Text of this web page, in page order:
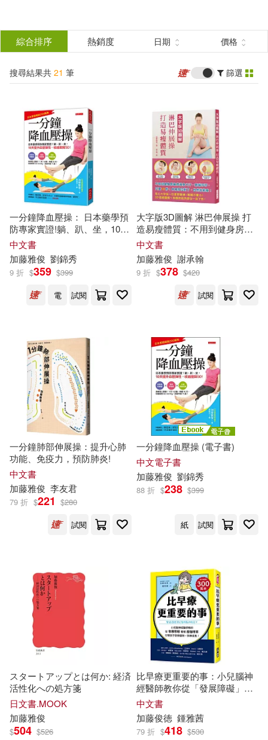
結
分類 (單選)
所有商品(21) 圖書(17)
雜誌(1) 電子書(3)
作者 (可複選)
加藤雅俊(11) 加藤俊德(5)
加藤俊徳(2) (日)加藤雅俊(1)
加藤俊德、石野綠、青山克子、藤
本間生夫(1)
（日）加藤雅俊(1)
出版社 (可複選)
三悅文化(3) 健行(2)
台灣廣廈(2)
PCuSER電腦人文化(1)
世茂(1)
天下文化(1) 岩波書店(1)
瑞昇(1)
福建科學技術出版社(1)
配送方式 (可複選)
可超商取貨(18)
可海外宅配(18)
可港澳店取(18)
可新加坡店取(18)
綜合排序 熱銷度 日期 價格
搜尋結果共 21 筆 篩選
一分鐘降血壓操： 日本藥學預
防專家實證!躺、趴、坐，10天
提升血管彈性，收縮壓降50!
中文書
加藤雅俊 劉錦秀
9 折 $359 $399
電
試閱
大字版3D圖解 淋巴伸展操 打
造易瘦體質：不用到健身房練
得滿身大汗，氣喘吁吁；只要
10秒!伸展部位對了，自然就能
瘦!
中文書
加藤雅俊 謝承翰
9 折 $378 $420
試閱
一分鐘肺部伸展操：提升心肺
功能、免疫力，預防肺炎!
中文書
加藤雅俊 李友君
79 折 $221 $280
試閱
一分鐘降血壓操 (電子書)
中文電子書
加藤雅俊 劉錦秀
88 折 $238 $399
紙 試閱
スタートアップとは何か: 経済
活性化への処方箋
日文書.MOOK
加藤雅俊
$504 $526
比早療更重要的事：小兒腦神
經醫師教你從「發展障礙」看
懂「超強特質」，引導孩子發
揮優勢、快樂成長!
中文書
加藤俊徳 鍾雅茜
79 折 $418 $530